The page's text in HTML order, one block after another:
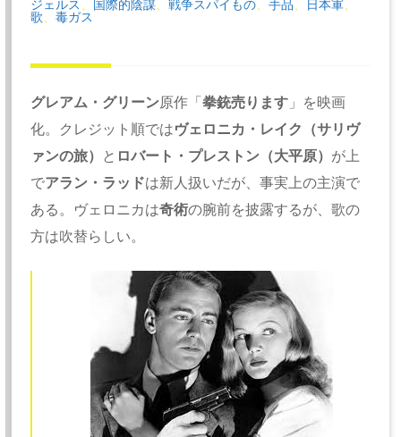
ジェルス 国際的陰謀 、戦争スパイもの 、手品 日本軍
歌 、毒ガス
グレアム・グリーン原作「拳銃売ります 」を映画
化。 クレジット順ではヴェロニカ・レイク（サリヴ
ァンの旅） と ロバート・ プレストン（大平原） が上
でアラン・ラッドは新人扱いだが、事実上の主演で
ある。ヴェロニカは奇術の腕前を披露するが、歌の
方は吹替らしい。